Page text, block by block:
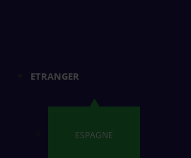
ETRANGER
ESPAGNE